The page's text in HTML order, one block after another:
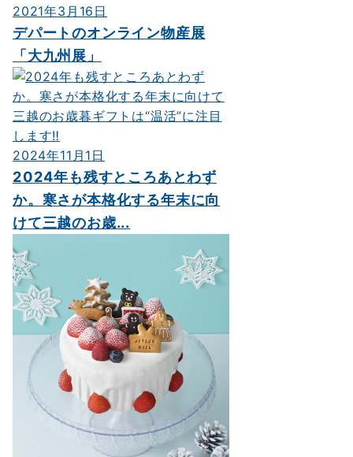
2021年3月16日
デパートのオンライン物産展
「大九州展」
2024年11月1日
2024年も残すところあとわず
か。寒さが本格化する年末に向
けて三越のお歳...